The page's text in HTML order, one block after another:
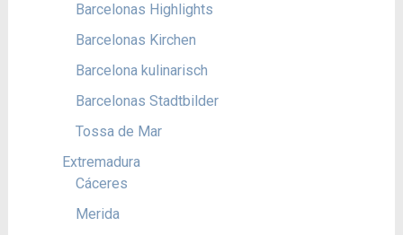
Barcelonas Highlights
Barcelonas Kirchen
Barcelona kulinarisch
Barcelonas Stadtbilder
Tossa de Mar
Extremadura
Cáceres
Merida